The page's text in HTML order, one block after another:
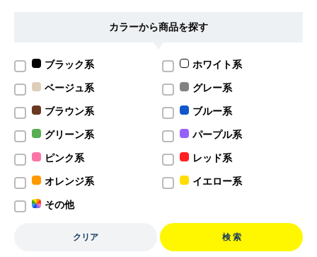
カラーから商品を探す
ブラック系 ホワイト系
ベージュ系 グレー系
ブラウン系 ブルー系
グリーン系 パープル系
ピンク系 レッド系
オレンジ系 イエロー系
その他
クリア 検 索